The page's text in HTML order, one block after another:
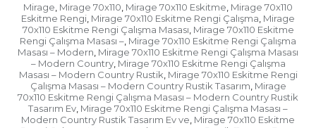
Mirage Mirage 70x110 Mirage 70x110 Eskitme Mirage 70x110
Eskitme Rengi Mirage 70x110 Eskitme Rengi Çalışma Mirage
70x110 Eskitme Rengi Çalışma Masası Mirage 70x110 Eskitme
Rengi Çalışma Masası – Mirage 70x110 Eskitme Rengi Çalışma
Masası – Modern Mirage 70x110 Eskitme Rengi Çalışma Masası
– Modern Country, Mirage 70x110 Eskitme Rengi Çalışma
Masası – Modern Country Rustik Mirage 70x110 Eskitme Rengi
Çalışma Masası – Modern Country Rustik Tasarım Mirage
70x110 Eskitme Rengi Çalışma Masası – Modern Country Rustik
Tasarım Ev Mirage 70x110 Eskitme Rengi Çalışma Masası –
Modern Country Rustik Tasarım Ev ve Mirage 70x110 Eskitme